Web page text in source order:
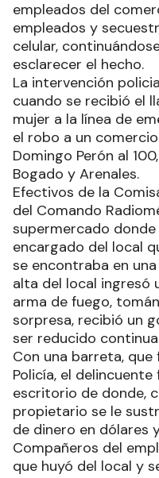
empleados del
empleados y
celular,
esclarecer el hecho.
La intervención
cuando se recibió el
mujer a la línea de
el robo a un
Domingo Perón al
Bogado y Arenales.
Efectivos de la
del Comando
supermercado
encargado del local
se encontraba en
alta del local ingresó
arma de fuego,
sorpresa, recibió un
ser reducido
Con una barreta,
Policía, el
escritorio de donde,
propietario se le
de dinero en dólares
Compañeros del
que huyó del local y